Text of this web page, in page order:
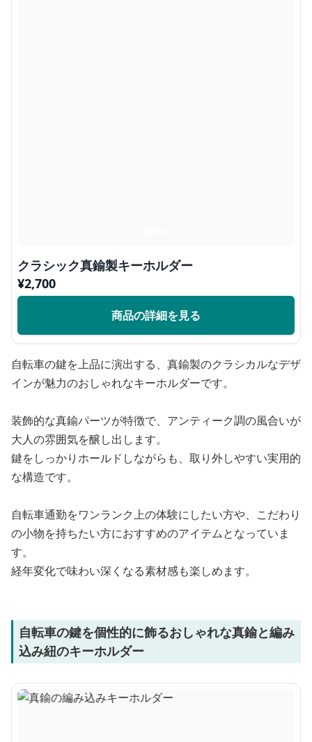
クラシック真鍮製キーホルダー
¥2,700
商品の詳細を見る
自転車の鍵を上品に演出する、真鍮製のクラシカルなデザ
インが魅力のおしゃれなキーホルダーです。
装飾的な真鍮パーツが特徴で、アンティーク調の風合いが
大人の雰囲気を醸し出します。
鍵をしっかりホールドしながらも、取り外しやすい実用的
な構造です。
自転車通勤をワンランク上の体験にしたい方や、こだわり
の小物を持ちたい方におすすめのアイテムとなっていま
す。
経年変化で味わい深くなる素材感も楽しめます。
自転車の鍵を個性的に飾るおしゃれな真鍮と編み
込み紐のキーホルダー